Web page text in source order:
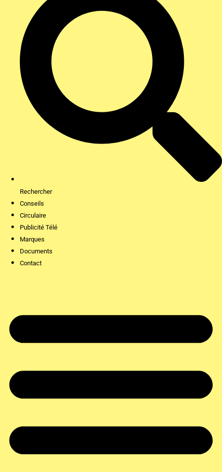
Rechercher
Conseils
Circulaire
Publicité Télé
Marques
Documents
Contact